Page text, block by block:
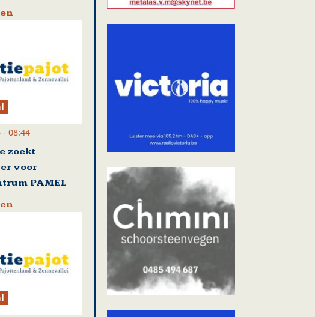
- 08:44
zoekt
voor
PAMEL